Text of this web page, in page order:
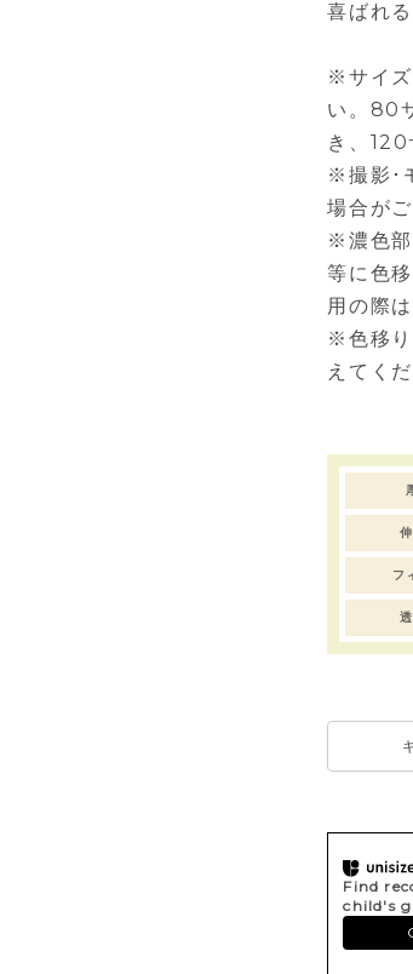
喜ばれ
※サイズ
い。80
き、120
※撮影･
場合が
※濃色部
等に色
用の際
※色移り
えてくだ
フ
Find
child's